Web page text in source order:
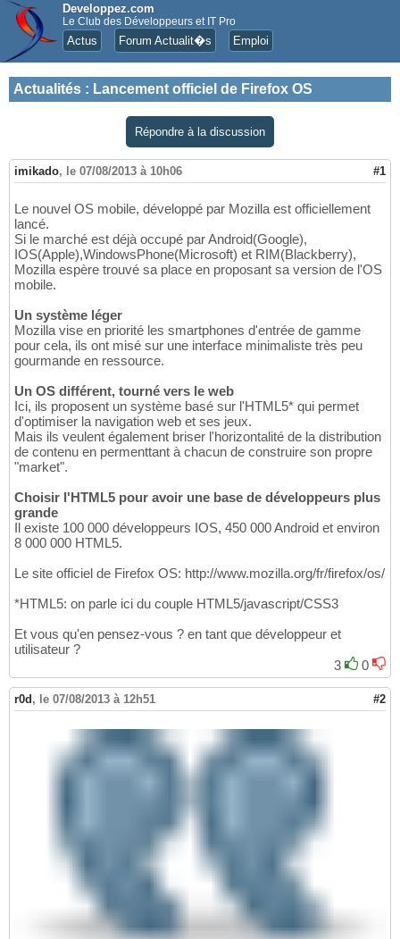
Developpez.com
Le Club des Développeurs et IT Pro
Actus Forum Actualit�s Emploi
Actualités : Lancement officiel de Firefox OS
Répondre à la discussion
imikado, le 07/08/2013 à 10h06 #1
Le nouvel OS mobile, développé par Mozilla est officiellement
lancé.
Si le marché est déjà occupé par Android(Google),
IOS(Apple),WindowsPhone(Microsoft) et RIM(Blackberry),
Mozilla espère trouvé sa place en proposant sa version de l'OS
mobile.
Un système léger
Mozilla vise en priorité les smartphones d'entrée de gamme
pour cela, ils ont misé sur une interface minimaliste très peu
gourmande en ressource.
Un OS différent, tourné vers le web
Ici, ils proposent un système basé sur l'HTML5* qui permet
d'optimiser la navigation web et ses jeux.
Mais ils veulent également briser l'horizontalité de la distribution
de contenu en permenttant à chacun de construire son propre
"market".
Choisir l'HTML5 pour avoir une base de développeurs plus
grande
Il existe 100 000 développeurs IOS, 450 000 Android et environ
8 000 000 HTML5.
Le site officiel de Firefox OS: http://www.mozilla.org/fr/firefox/os/
*HTML5: on parle ici du couple HTML5/javascript/CSS3
Et vous qu'en pensez-vous ? en tant que développeur et
utilisateur ?
3
0
r0d , le 07/08/2013 à 12h51 #2